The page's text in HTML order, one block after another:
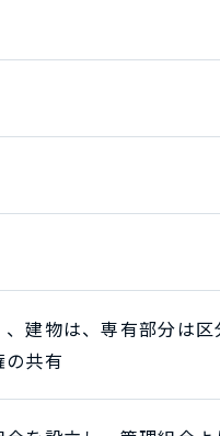
建物は、専有部分は
共有